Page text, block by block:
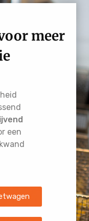
meer
een